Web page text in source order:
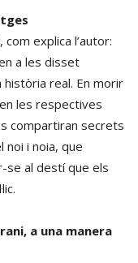
explica l’autor:
a les disset
real. En morir
les respectives
compartiran secrets
i noia, que
se al destí que els
a una manera